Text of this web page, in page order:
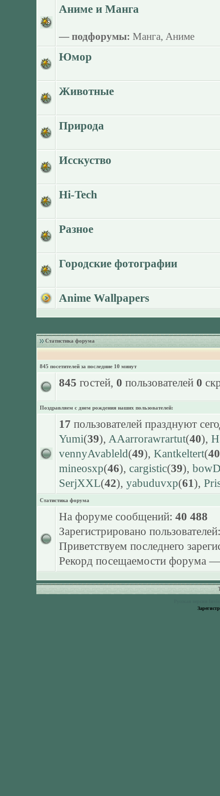
Аниме и Манга
— подфорумы: Манга, Аниме
Юмор
Животные
Природа
Исскуство
Hi-Tech
Разное
Городские фотографии
Anime Wallpapers
Статистика форума
845 посетителей за последние 10 минут
845 гостей, 0 пользователей 0
Поздравляем с днем рождения наших пользователей:
17 пользователей празднуют
Yumi(39), AAarrorawrartut(40),
vennyAvableld(49), Kantkeltert(40
mineosxp(46), cargistic(39),
SerjXXL(42), yabuduvxp(61),
Статистика форума
На форуме сообщений: 40 488
Зарегистрировано
Приветствуем последнего
Рекорд посещаемости форума